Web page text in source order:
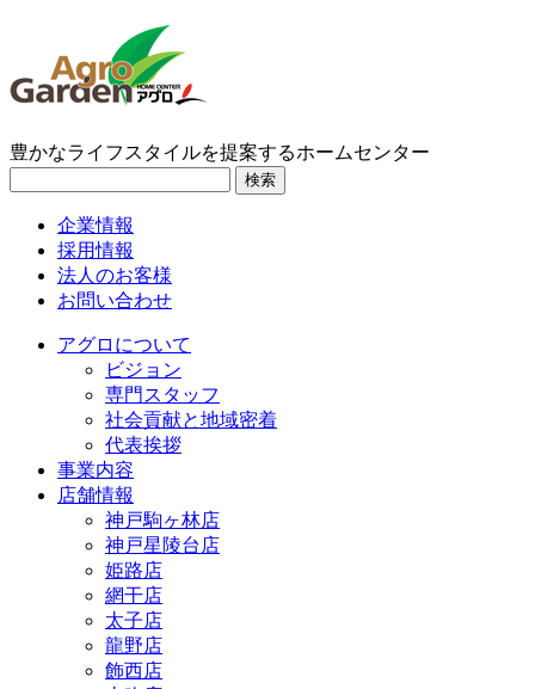
豊かなライフスタイルを提案するホームセンター
検索
企業情報
採用情報
法人のお客様
お問い合わせ
アグロについて
ビジョン
専門スタッフ
社会貢献と地域密着
代表挨拶
事業内容
店舗情報
神戸駒ヶ林店
神戸星陵台店
姫路店
網干店
太子店
龍野店
飾西店